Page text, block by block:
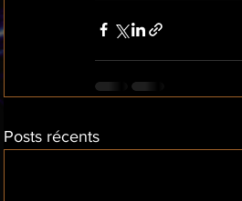
Posts récents